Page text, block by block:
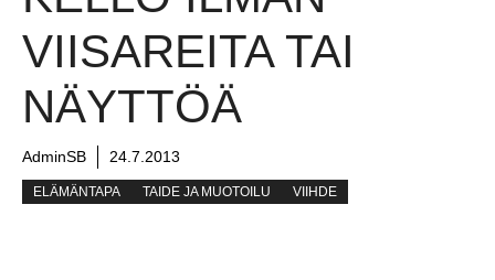
VIISAREITA TAI
NÄYTTÖÄ
AdminSB 24.7.2013
ELÄMÄNTAPA TAIDE JA MUOTOILU VIIHDE